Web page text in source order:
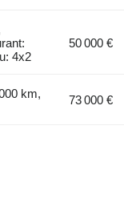
4x2
50 000 €
km,
73 000 €